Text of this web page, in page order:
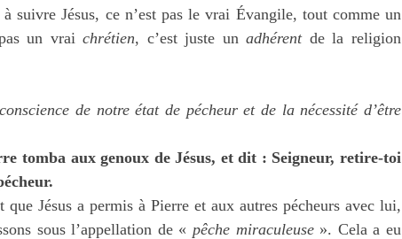
suivre Jésus, ce n’est pas le vrai Évangile, tout comme un
pas un vrai chrétien, c’est juste un adhérent de la religion
de notre état de pécheur et de la nécessité d’être
tomba aux genoux de Jésus, et dit : Seigneur, retire-toi
Jésus a permis à Pierre et aux autres pécheurs avec lui,
sous l’appellation de « pêche miraculeuse ». Cela a eu